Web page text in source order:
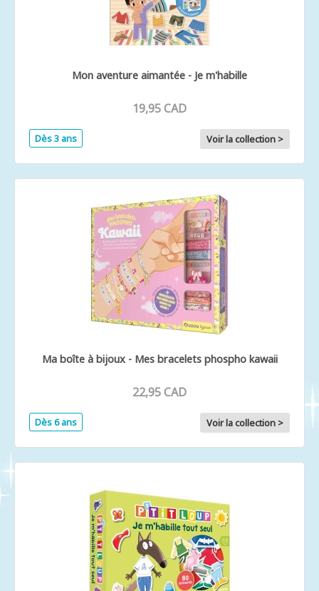
Mon aventure aimantée - Je m'habille
19,95 CAD
Dès 3 ans Voir la collection >
Ma boîte à bijoux - Mes bracelets phospho kawaii
22,95 CAD
Dès 6 ans Voir la collection >